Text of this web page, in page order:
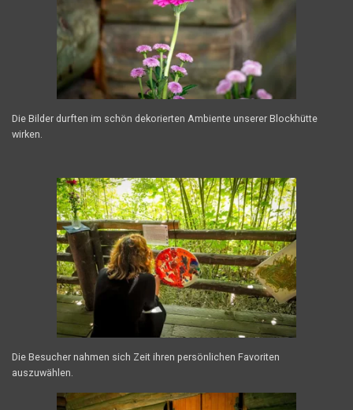
Die Bilder durften im schön dekorierten Ambiente unserer Blockhütte
wirken.
Die Besucher nahmen sich Zeit ihren persönlichen Favoriten
auszuwählen.